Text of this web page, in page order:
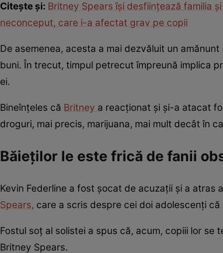
Citește și: Britney Spears își desființează familia
neconceput, care i-a afectat grav pe copii
De asemenea, acesta a mai dezvăluit un
buni. În trecut, timpul petrecut împreună implica
ei.
Bineînțeles că Britney a reacționat și și-a atacat
droguri, mai precis, marijuana, mai mult decât în
Băieților le este frică de fanii
Kevin Federline a fost șocat de acuzații și a
Spears, care a scris despre cei doi adolescenți că
Fostul soț al solistei a spus că, acum, copiii lor
Britney Spears.